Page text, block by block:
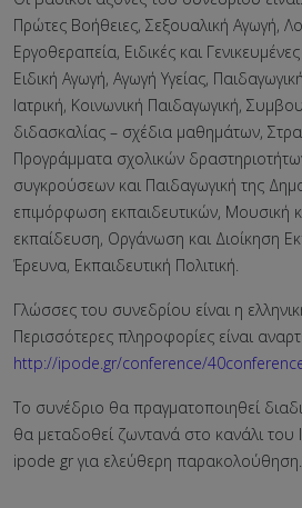
Πρώτες Βοήθειες, Σεξουαλική Αγωγή,
Εργοθεραπεία, Ειδικές και
Ειδική Αγωγή, Αγωγή Υγείας,
Ιατρική, Κοινωνική Παιδαγωγική,
διδασκαλίας – σχέδια μαθημάτων,
Προγράμματα σχολικών
συγκρούσεων και Παιδαγωγική της
επιμόρφωση εκπαιδευτικών, Μουσική
εκπαίδευση, Οργάνωση και Διοίκηση
Έρευνα, Εκπαιδευτική Πολιτική.
Γλώσσες του συνεδρίου είναι η
Περισσότερες πληροφορίες είναι
http://ipode.gr/conference/
Το συνέδριο θα πραγματοποιηθεί
θα μεταδοθεί ζωντανά στο κανάλι του
ipode gr για ελεύθερη παρακολούθηση.